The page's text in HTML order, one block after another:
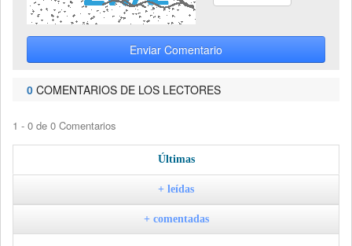
Enviar Comentario
0 COMENTARIOS DE LOS LECTORES
1 - 0 de 0 Comentarios
Últimas
+ leídas
+ comentadas